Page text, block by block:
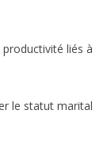
liés à
le statut marital